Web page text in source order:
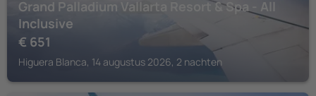
Grand Palladium Vallarta Resort & Spa - All
Inclusive
€ 651
Higuera Blanca, 14 augustus 2026, 2 nachten